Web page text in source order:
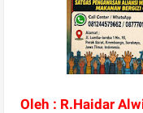
Oleh : R.Haidar